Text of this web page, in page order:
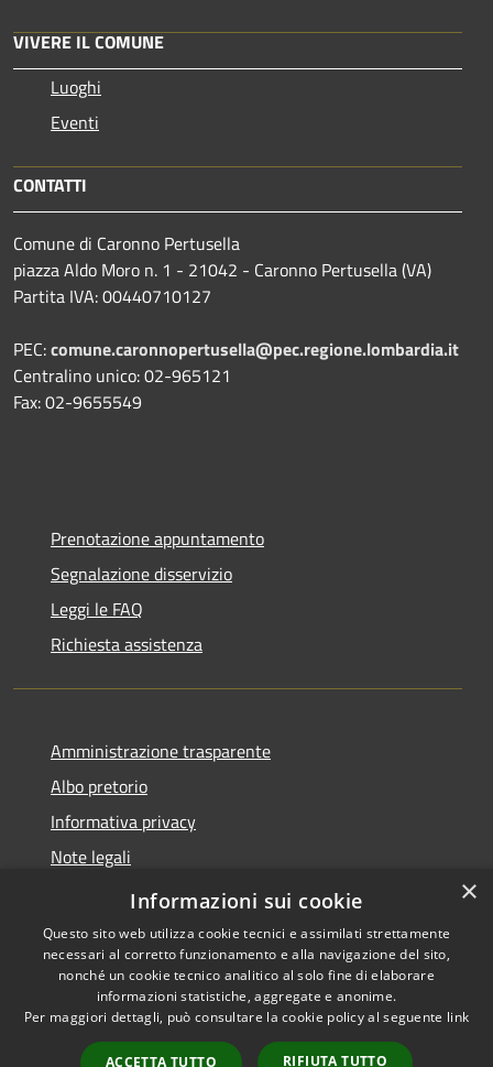
VIVERE IL COMUNE
Luoghi
Eventi
CONTATTI
Comune di Caronno Pertusella
piazza Aldo Moro n. 1 - 21042 - Caronno Pertusella (VA)
Partita IVA: 00440710127
PEC:comune.caronnopertusella@pec.regione.lombardia.it
Centralino unico: 02-965121
Fax: 02-9655549
Prenotazione appuntamento
Segnalazione disservizio
Leggi le FAQ
Richiesta assistenza
Amministrazione trasparente
Albo pretorio
Informativa privacy
Note legali
Dichiarazione di accessibilità
Accessibilità
Copyright © 2026 • Comune di
Caronno Pertusella • Powered
byMunicipium Accesso
×
Informazioni sui cookie
Questo sito web utilizza cookie tecnici e assimilati strettamente
necessari al corretto funzionamento e alla navigazione del sito,
nonché un cookie tecnico analitico al solo fine di elaborare
informazioni statistiche, aggregate e anonime.
Per maggiori dettagli, può consultare la cookie policy al seguente link
ACCETTA TUTTO RIFIUTA TUTTO